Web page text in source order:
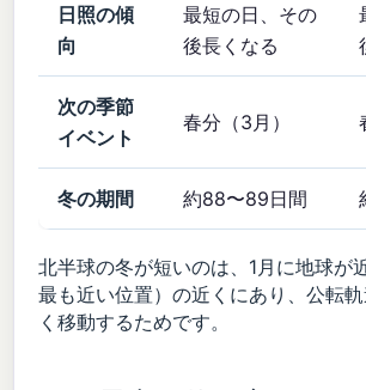
日照の傾
向
最短の日、その
後長くなる
次の季節
イベント
春分（3月）
冬の期間 約88〜89日間
北半球の冬が短いのは、1月に地球が
最も近い位置）の近くにあり、公転
く移動するためです。